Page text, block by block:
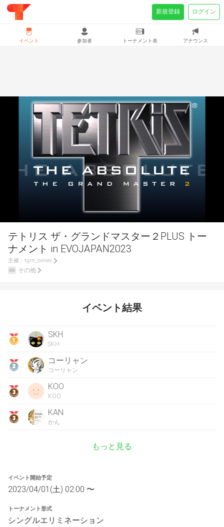
テトリス ザ・グランドマスター２PLUS トー
ナメント in EVOJAPAN2023
主催： tgm_series
その他
イベント結果
SKH
SKH
コーリャン
コーリャン
KOO
KOO
KAN
かん
もっと見る
イベント開始予定
2023/04/01(土) 02:00 〜
トーナメント形式
シングルエリミネーション
イベント 参加者 トーナメント表 アナウンス
新規登録 ログイン